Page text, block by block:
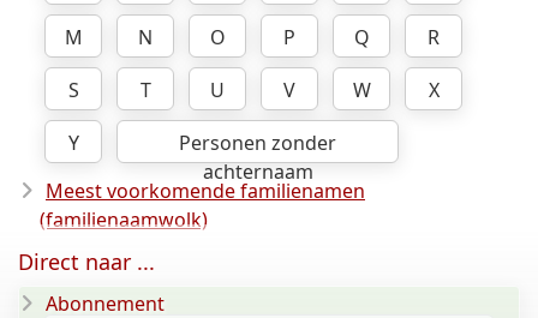
M
N O P Q
R
S
T U V W
X
Y
Personen zonder
achternaam
Meest voorkomende familienamen
(familienaamwolk)
Direct naar ...
Abonnement